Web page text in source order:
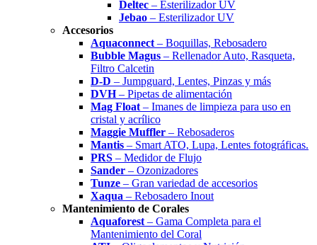
Deltec – Esterilizador UV
Jebao – Esterilizador UV
Accesorios
Aquaconnect – Boquillas, Rebosadero
Bubble Magus – Rellenador Auto, Rasqueta,
Filtro Calcetin
D-D – Jumpguard, Lentes, Pinzas y más
DVH– Pipetas de alimentación
Mag Float – Imanes de limpieza para uso en
cristal y acrílico
Maggie Muffler – Rebosaderos
Mantis – Smart ATO, Lupa, Lentes fotográficas.
PRS – Medidor de Flujo
Sander – Ozonizadores
Tunze – Gran variedad de accesorios
Xaqua – Rebosadero Inout
Mantenimiento de Corales
Aquaforest – Gama Completa para el
Mantenimiento del Coral